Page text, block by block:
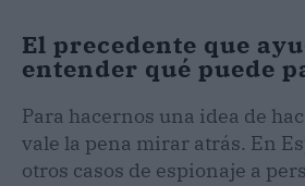
El precedente que
entender qué puede
Para hacernos una idea de
vale la pena mirar atrás. En
otros casos de espionaje a